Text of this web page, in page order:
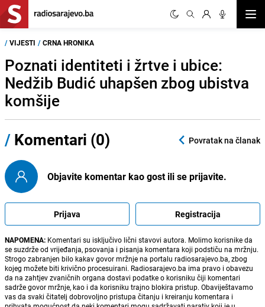
/ VIJESTI / CRNA HRONIKA
Poznati identiteti i žrtve i ubice:
Nedžib Budić uhapšen zbog ubistva
komšije
/ Komentari (0) Povratak na članak
Objavite komentar kao gost ili se prijavite.
Prijava Registracija
NAPOMENA: Komentari su isključivo lični stavovi autora. Molimo korisnike da
se suzdrže od vrijeđanja, psovanja i pisanja komentara koji podstiču na mržnju.
Strogo zabranjen bilo kakav govor mržnje na portalu radiosarajevo.ba, zbog
kojeg možete biti krivično procesuirani. Radiosarajevo.ba ima pravo i obavezu
da na zahtjev zvaničnih organa dostavi podatke o korisniku čiji komentari
sadrže govor mržnje, kao i da korisniku trajno blokira pristup. Obaviještavamo
vas da svaki čitatelj dobrovoljno pristupa čitanju i kreiranju komentara i